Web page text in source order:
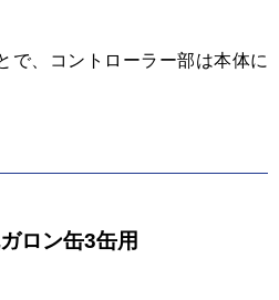
で、コントローラー部は本体に
ロン缶3缶用